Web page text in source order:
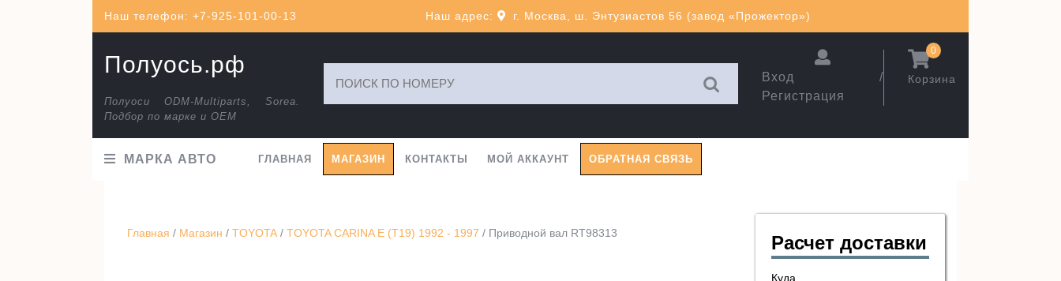
Наш телефон: +7-925-101-00-13 Наш адрес: г. Москва, ш. Энтузиастов 56 (завод «Прожектор»)
Полуось.рф
Полуоси ODM-Multiparts, Sorea.
Подбор по марке и ОЕМ
Вход /
Регистрация
Корзина
0
МАРКА АВТО ГЛАВНАЯ МАГАЗИН КОНТАКТЫ МОЙ АККАУНТ ОБРАТНАЯ СВЯЗЬ
Главная / Магазин / TOYOTA / TOYOTA CARINA E (T19) 1992 - 1997 / Приводной вал RT98313 Расчет доставки
Куда